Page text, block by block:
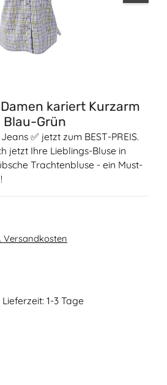
kariert Kurzarm
Grün
✅ jetzt zum BEST-PREIS.
jetzt Ihre Lieblings-Bluse in
Trachtenbluse - ein Must-
Versandkosten
von 0 von 5 Sternen
1-3 Tage